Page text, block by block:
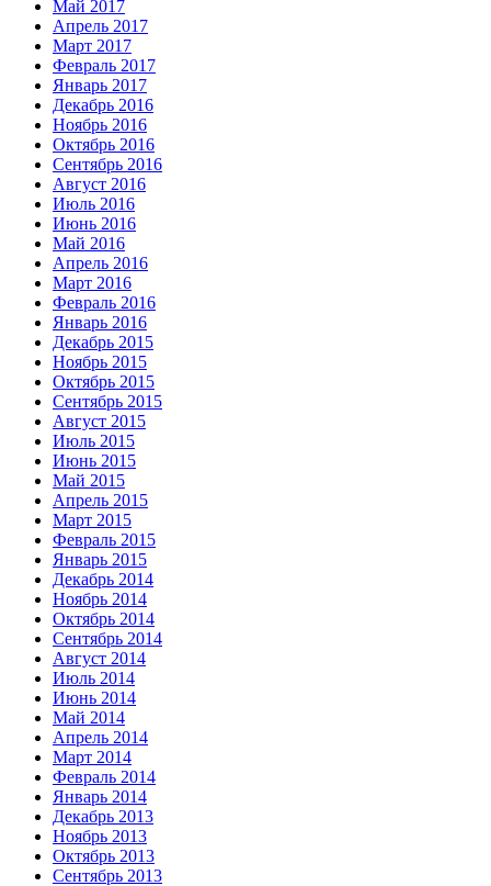
Май 2017
Апрель 2017
Март 2017
Февраль 2017
Январь 2017
Декабрь 2016
Ноябрь 2016
Октябрь 2016
Сентябрь 2016
Август 2016
Июль 2016
Июнь 2016
Май 2016
Апрель 2016
Март 2016
Февраль 2016
Январь 2016
Декабрь 2015
Ноябрь 2015
Октябрь 2015
Сентябрь 2015
Август 2015
Июль 2015
Июнь 2015
Май 2015
Апрель 2015
Март 2015
Февраль 2015
Январь 2015
Декабрь 2014
Ноябрь 2014
Октябрь 2014
Сентябрь 2014
Август 2014
Июль 2014
Июнь 2014
Май 2014
Апрель 2014
Март 2014
Февраль 2014
Январь 2014
Декабрь 2013
Ноябрь 2013
Октябрь 2013
Сентябрь 2013